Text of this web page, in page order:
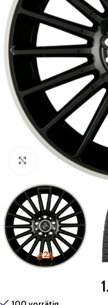
Zum Vergrößern